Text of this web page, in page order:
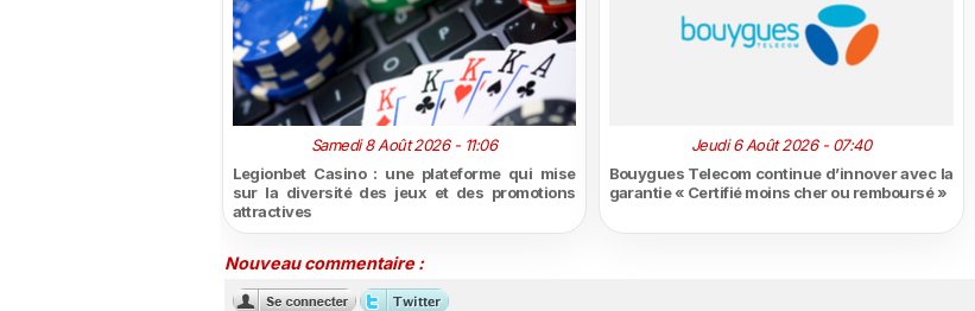
Samedi 8 Août 2026 - 11:06
Legionbet Casino : une plateforme qui mise
sur la diversité des jeux et des promotions
attractives
Jeudi 6 Août 2026 - 07:40
Bouygues Telecom continue d’innover avec la
garantie « Certifié moins cher ou remboursé »
Nouveau commentaire :